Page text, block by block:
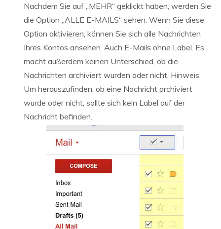
Nachdem Sie auf „MEHR“ geklickt haben, werden Sie
die Option „ALLE E-MAILS“ sehen. Wenn Sie diese
Option aktivieren, können Sie sich alle Nachrichten
Ihres Kontos ansehen. Auch E-Mails ohne Label. Es
macht außerdem keinen Unterschied, ob die
Nachrichten archiviert wurden oder nicht. Hinweis:
Um herauszufinden, ob eine Nachricht archiviert
wurde oder nicht, sollte sich kein Label auf der
Nachricht befinden.